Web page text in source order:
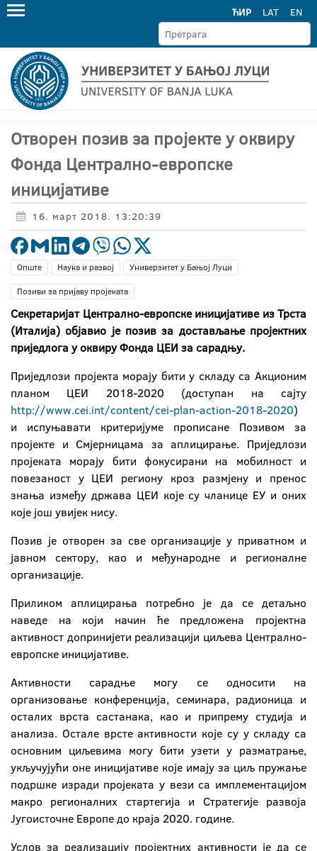
ЋИР LAT EN
Отворен позив за пројекте у оквиру
Фонда Централно-европске
иницијативе
16. март 2018. 13:20:39
Опште Наука и развој
Универзитет у Бањој Луци
Позиви за пријаву пројеката
Секретаријат Централно-европске иницијативе из Трста
(Италија) објавио је позив за достављање пројектних
приједлога у оквиру Фонда ЦЕИ за сарадњу.
Приједлози пројекта морају бити у складу са Акционим
планом ЦЕИ 2018-2020 (доступан на сајту
http://www.cei.int/content/cei-plan-action-2018-2020)
и испуњавати критеријуме прописане Позивом за
пројекте и Смјерницама за аплицирање. Приједлози
пројеката морају бити фокусирани на мобилност и
повезаност у ЦЕИ региону кроз размјену и пренос
знања између држава ЦЕИ које су чланице ЕУ и оних
које још увијек нису.
Позив је отворен за све организације у приватном и
јавном сектору, као и међународне и регионалне
организације.
Приликом аплицирања потребно је да се детаљно
наведе на који начин ће предложена пројектна
активност допринијети реализацији циљева Централно-
европске иницијативе.
Активности сарадње могу се односити на
организовање конференција, семинара, радионица и
осталих врста састанака, као и припрему студија и
анализа. Остале врсте активности које су у складу са
основним циљевима могу бити узети у разматрање,
укључујући оне иницијативе које имају за циљ пружање
подршке изради пројеката у вези са имплементацијом
макро регионалних стартегија и Стратегије развоја
Југоисточне Европе до краја 2020. године.
Услов за реализацију пројектних активности је да се